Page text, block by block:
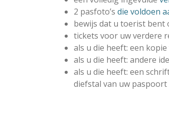
2 pasfoto’s die voldoen
bewijs dat u toerist bent
tickets voor uw verdere
als u die heeft: een
als u die heeft: andere
als u die heeft: een
diefstal van uw